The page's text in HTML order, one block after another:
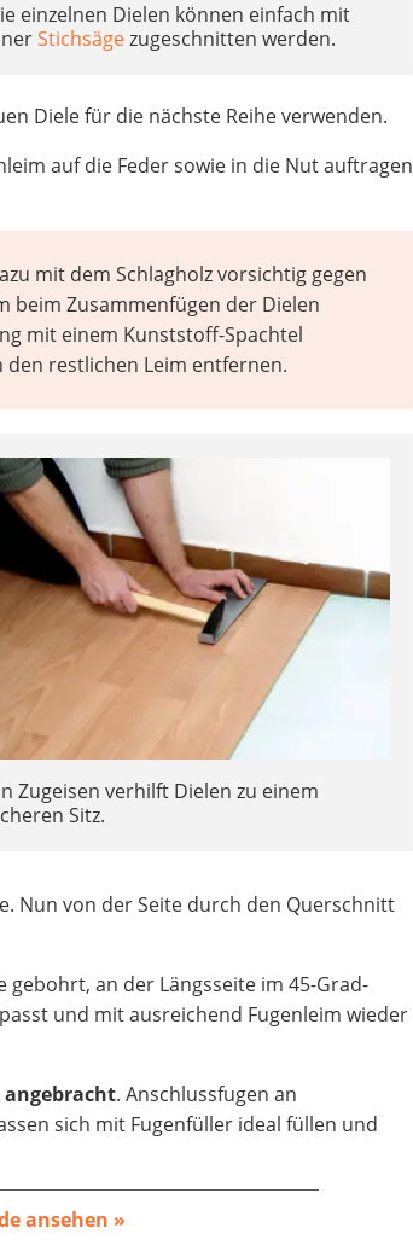
einzelnen Dielen können einfach mit
Stichsägezugeschnitten werden.
Diele für die nächste Reihe verwenden.
auf die Feder sowie in die Nut auftragen
mit dem Schlagholz vorsichtig gegen
beim Zusammenfügen der Dielen
mit einem Kunststoff-Spachtel
restlichen Leim entfernen.
Zugeisen verhilft Dielen zu einem
Sitz.
Nun von der Seite durch den Querschnitt
an der Längsseite im 45-Grad-
und mit ausreichend Fugenleim wieder
. Anschlussfugen an
sich mit Fugenfüller ideal füllen und
ansehen »